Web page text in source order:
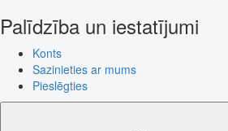
Palīdzība un iestatījumi
Konts
Sazinieties ar mums
Pieslēgties